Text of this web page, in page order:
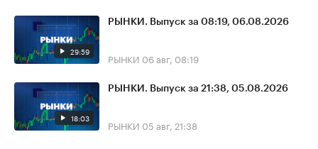
29:59
РЫНКИ. Выпуск за 08:19, 06.08.2026
РЫНКИ 06 авг, 08:19
18:03
РЫНКИ. Выпуск за 21:38, 05.08.2026
РЫНКИ 05 авг, 21:38